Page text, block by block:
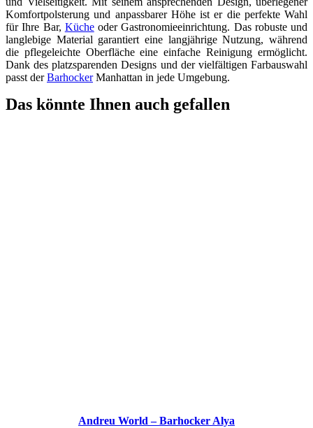
Komfortpolsterung und anpassbarer Höhe ist er die perfekte Wahl
für Ihre Bar, Kücheoder Gastronomieeinrichtung. Das robuste und
langlebige Material garantiert eine langjährige Nutzung, während
die pflegeleichte Oberfläche eine einfache Reinigung ermöglicht.
Dank des platzsparenden Designs und der vielfältigen Farbauswahl
passt derBarhockerManhattan in jede Umgebung.
Das könnte Ihnen auch gefallen
Andreu World – Barhocker Alya